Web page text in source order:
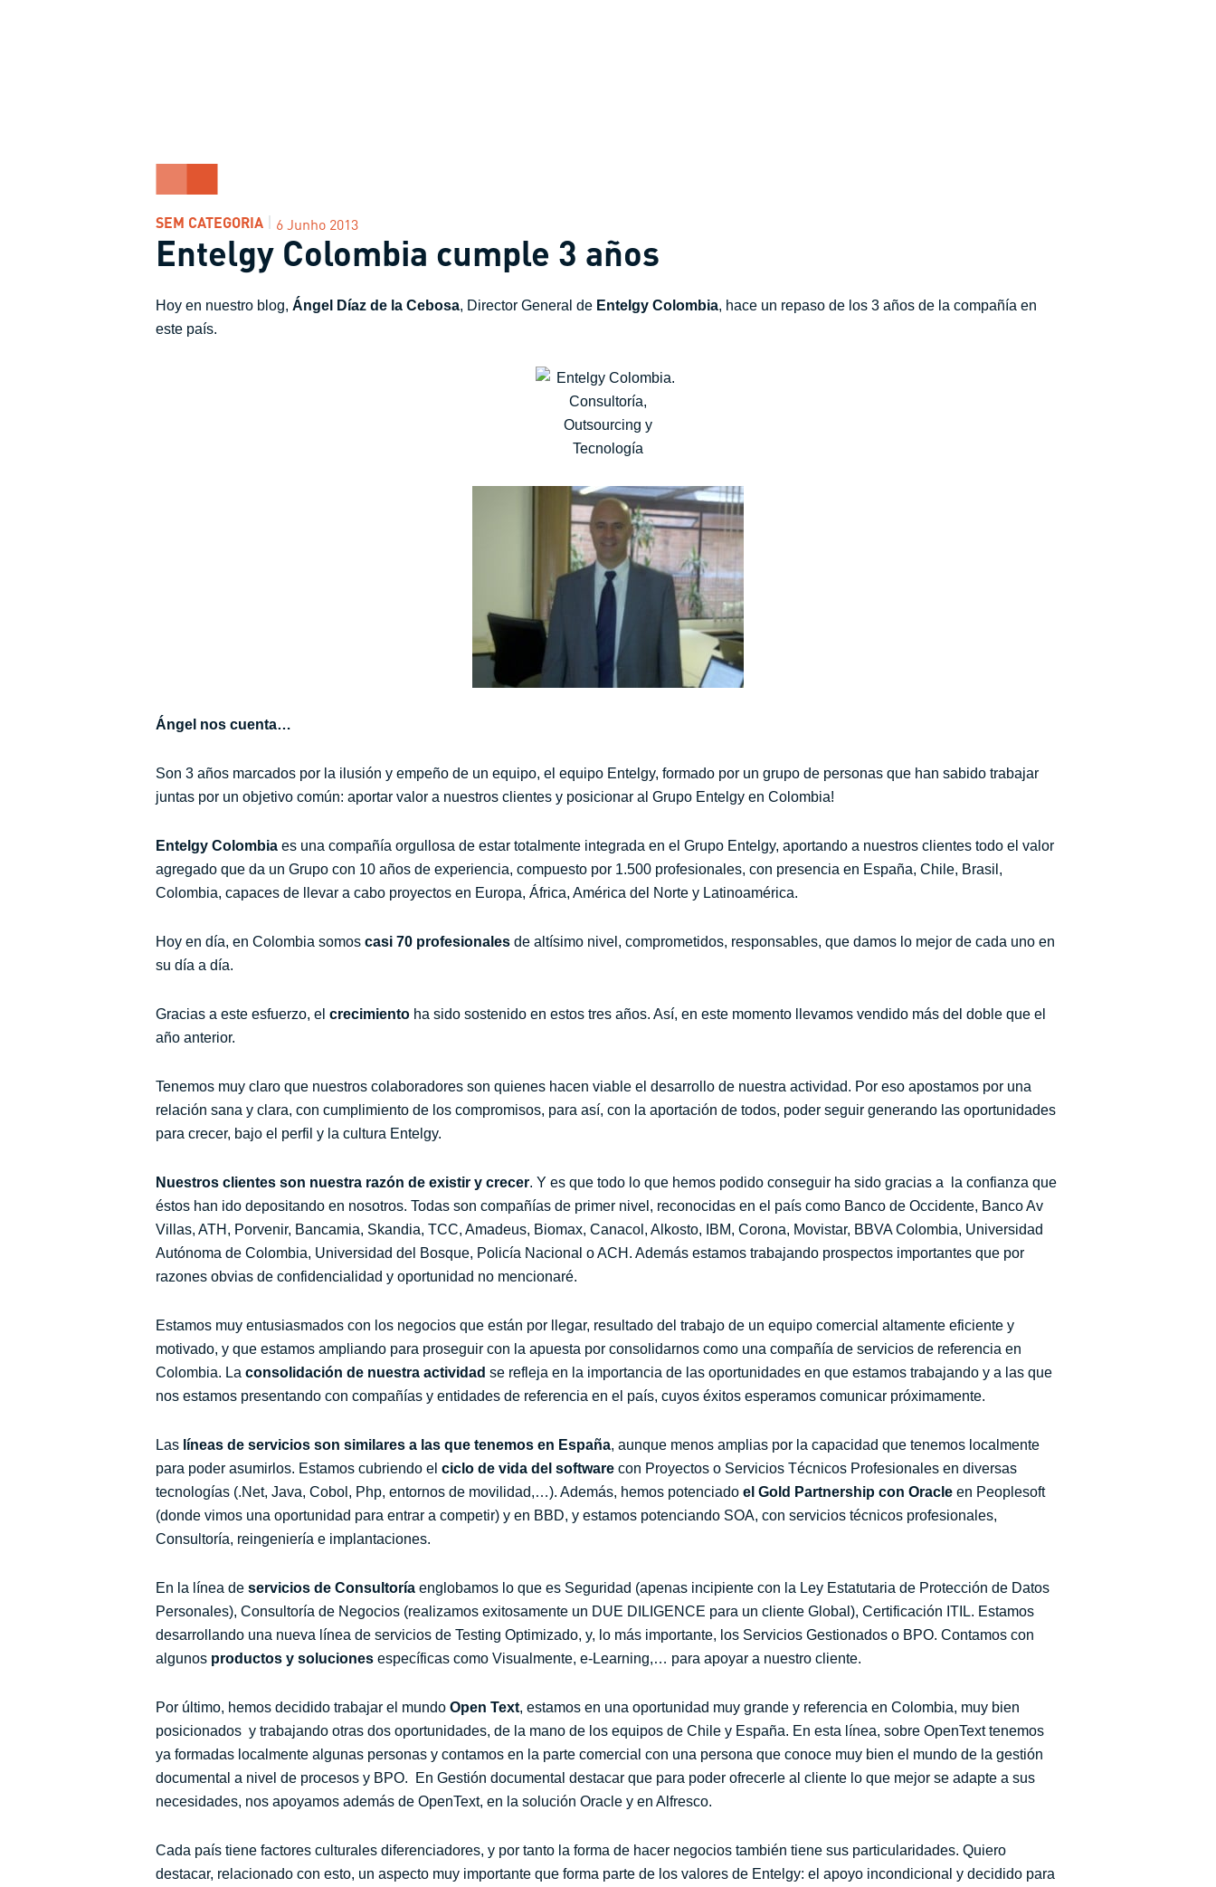
SEM CATEGORIA 6 Junho 2013
Entelgy Colombia cumple 3 años
Hoy en nuestro blog, Ángel Díaz de la Cebosa, Director General de Entelgy Colombia, hace un repaso de los 3 años de la compañía en
este país.
Ángel nos cuenta…
Son 3 años marcados por la ilusión y empeño de un equipo, el equipo Entelgy, formado por un grupo de personas que han sabido trabajar
juntas por un objetivo común: aportar valor a nuestros clientes y posicionar al Grupo Entelgy en Colombia!
Entelgy Colombia es una compañía orgullosa de estar totalmente integrada en el Grupo Entelgy, aportando a nuestros clientes todo el valor
agregado que da un Grupo con 10 años de experiencia, compuesto por 1.500 profesionales, con presencia en España, Chile, Brasil,
Colombia, capaces de llevar a cabo proyectos en Europa, África, América del Norte y Latinoamérica.
Hoy en día, en Colombia somos casi 70 profesiona les de altísimo nivel, comprometidos, responsables, que damos lo mejor de cada uno en
su día a día.
Gracias a este esfuerzo, el crecimiento ha sido sostenido en estos tres años. Así, en este momento llevamos vendido más del doble que el
año anterior.
Tenemos muy claro que nuestros colaboradores son quienes hacen viable el desarrollo de nuestra actividad. Por eso apostamos por una
relación sana y clara, con cumplimiento de los compromisos, para así, con la aportación de todos, poder seguir generando las oportunidades
para crecer, bajo el perfil y la cultura Entelgy.
Nuestros clientes son nuestra razón de existir y crecer. Y es que todo lo que hemos podido conseguir ha sido gracias a la confianza que
éstos han ido depositando en nosotros. Todas son compañías de primer nivel, reconocidas en el país como Banco de Occidente, Banco Av
Villas, ATH, Porvenir, Bancamia, Skandia, TCC, Amadeus, Biomax, Canacol, Alkosto, IBM, Corona, Movistar, BBVA Colombia, Universidad
Autónoma de Colombia, Universidad del Bosque, Policía Nacional o ACH. Además estamos trabajando prospectos importantes que por
razones obvias de confidencialidad y oportunidad no mencionaré.
Estamos muy entusiasmados con los negocios que están por llegar, resultado del trabajo de un equipo comercial altamente eficiente y
motivado, y que estamos ampliando para proseguir con la apuesta por consolidarnos como una compañía de servicios de referencia en
Colombia. La consolidación de nuestra actividad se refleja en la importancia de las oportunidades en que estamos trabajando y a las que
nos estamos presentando con compañías y entidades de referencia en el país, cuyos éxitos esperamos comunicar próximamente.
Las líneas de servicios son similares a las que tenemos en España, aunque menos amplias por la capacidad que tenemos localmente
para poder asumirlos. Estamos cubriendo el ciclo de vida del software con Proyectos o Servicios Técnicos Profesionales en diversas
tecnologías (.Net, Java, Cobol, Php, entornos de movilidad,…). Además, hemos potenciado el Gold Partnership con Oracle en Peoplesoft
(donde vimos una oportunidad para entrar a competir) y en BBD, y estamos potenciando SOA, con servicios técnicos profesionales,
Consultoría, reingeniería e implantaciones.
En la línea de servicios de Consultoría englobamos lo que es Seguridad (apenas incipiente con la Ley Estatutaria de Protección de Datos
Personales), Consultoría de Negocios (realizamos exitosamente un DUE DILIGENCE para un cliente Global), Certificación ITIL. Estamos
desarrollando una nueva línea de servicios de Testing Optimizado, y, lo más importante, los Servicios Gestionados o BPO. Contamos con
algunos productos y soluciones específicas como Visualmente, e-Learning,… para apoyar a nuestro cliente.
Por último, hemos decidido trabajar el mundo Open Text, estamos en una oportunidad muy grande y referencia en Colombia, muy bien
posicionados y trabajando otras dos oportunidades, de la mano de los equipos de Chile y España. En esta línea, sobre OpenText tenemos
ya formadas localmente algunas personas y contamos en la parte comercial con una persona que conoce muy bien el mundo de la gestión
documental a nivel de procesos y BPO. En Gestión documental destacar que para poder ofrecerle al cliente lo que mejor se adapte a sus
necesidades, nos apoyamos además de OpenText, en la solución Oracle y en Alfresco.
Cada país tiene factores culturales diferenciadores, y por tanto la forma de hacer negocios también tiene sus particularidades. Quiero
destacar, relacionado con esto, un aspecto muy importante que forma parte de los valores de Entelgy: el apoyo incondicional y decidido para